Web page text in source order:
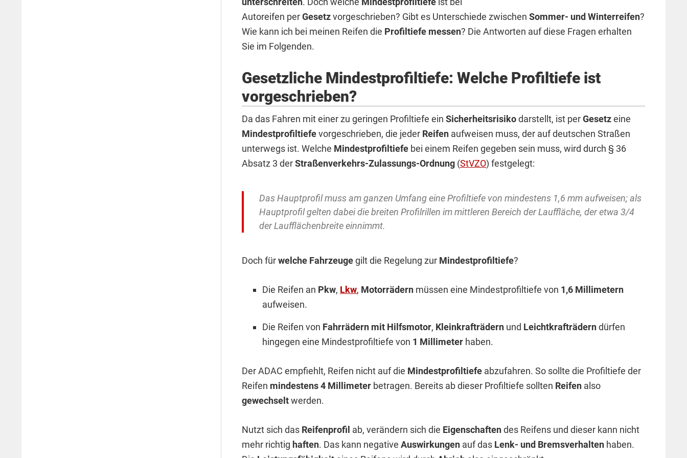
Autoreifen perGesetzvorgeschrieben? Gibt es Unterschiede zwischen Sommer- und Winterreifen?
Wie kann ich bei meinen Reifen die Profiltiefe messen? Die Antworten auf diese Fragen erhalten
Sie im Folgenden.
Gesetzliche Mindestprofiltiefe: Welche Profiltiefe ist
vorgeschrieben?
Da das Fahren mit einer zu geringen Profiltiefe ein Sicherheitsrisikodarstellt, ist perGesetzeine
Mindestprofiltiefevorgeschrieben, die jeder Reifen aufweisen muss, der auf deutschen Straßen
unterwegs ist. Welche Mindestprofiltiefe bei einem Reifen gegeben sein muss, wird durch § 36
Absatz 3 derStraßenverkehrs-Zulassungs-Ordnung (StVZO) festgelegt:
Das Hauptprofil muss am ganzen Umfang eine Profiltiefe von mindestens 1,6 mm aufweisen; als
Hauptprofil gelten dabei die breiten Profilrillen im mittleren Bereich der Lauffläche, der etwa 3/4
der Laufflächenbreite einnimmt.
Doch fürwelche Fahrzeugegilt die Regelung zur Mindestprofiltiefe?
Die Reifen an Pkw, Lkw, Motorrädern müssen eine Mindestprofiltiefe von 1,6 Millimetern
aufweisen.
Die Reifen von Fahrrädern mit Hilfsmotor, Kleinkrafträdern und Leichtkrafträderndürfen
hingegen eine Mindestprofiltiefe von 1 Millimeter haben.
Der ADAC empfiehlt, Reifen nicht auf die Mindestprofiltiefe abzufahren. So sollte die Profiltiefe der
Reifen mindestens 4 Millimeter betragen. Bereits ab dieser Profiltiefe sollten Reifen also
gewechseltwerden.
Nutzt sich das Reifenprofil ab, verändern sich die Eigenschaftendes Reifens und dieser kann nicht
mehr richtig haften. Das kann negative Auswirkungen auf das Lenk- und Bremsverhalten haben.